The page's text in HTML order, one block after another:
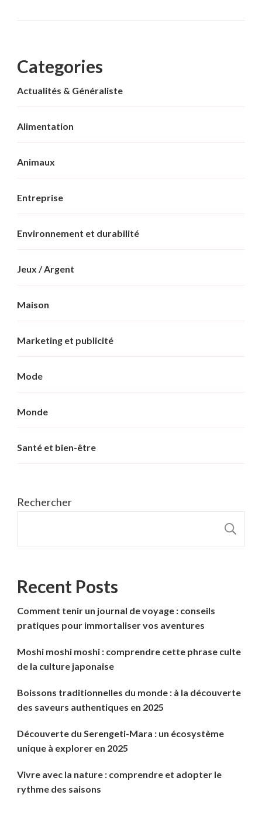
Categories
Actualités & Généraliste
Alimentation
Animaux
Entreprise
Environnement et durabilité
Jeux / Argent
Maison
Marketing et publicité
Mode
Monde
Santé et bien-être
Rechercher
Recent Posts
Comment tenir un journal de voyage : conseils
pratiques pour immortaliser vos aventures
Moshi moshi moshi : comprendre cette phrase culte
de la culture japonaise
Boissons traditionnelles du monde : à la découverte
des saveurs authentiques en 2025
Découverte du Serengeti-Mara : un écosystème
unique à explorer en 2025
Vivre avec la nature : comprendre et adopter le
rythme des saisons